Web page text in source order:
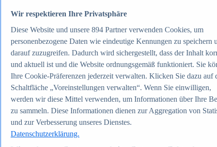
Podcasts - Nutzung 2016-2025
Themen
Weitere Themen
Social Media - Daten & Fakten
TikTok - Daten & Fakten
Top Report
Zum Report
Gesellschaft
Beliebte Statistiken
Wir respektieren Ihre Privatsphäre
Diese Website und unsere 894 Partner verwenden Cookies, um
personenbezogene Daten wie eindeutige Kennungen zu speichern
darauf zuzugreifen. Dadurch wird sichergestellt, dass der Inhalt
und aktuell ist und die Website ordnungsgemäß funktioniert. Sie
Ihre Cookie-Präferenzen jederzeit verwalten. Klicken Sie dazu auf
Schaltfläche „Voreinstellungen verwalten“. Wenn Sie einwilligen,
werden wir diese Mittel verwenden, um Informationen über Ihre
zu sammeln. Diese Informationen dienen zur Aggregation von
und zur Verbesserung unseres Dienstes.
Datenschutzerklärung.